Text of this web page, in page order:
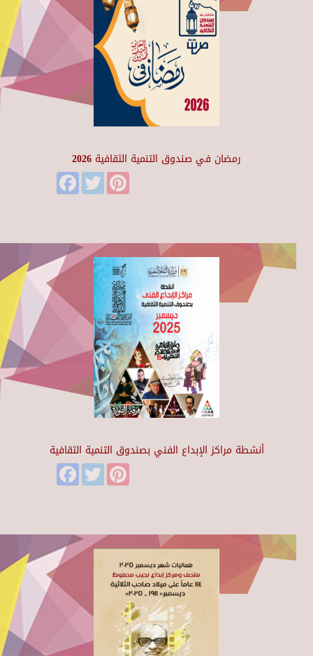
رمضان في صندوق التنمية الثقافية 2026
FacebookTwitter
أنشطة مراكز الإبداع الفني بصندوق التنمية الثقافية
FacebookTwitter